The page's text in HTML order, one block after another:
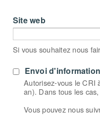
Site web
Si vous souhaitez nous
Envoi
Autorisez-vous le CRI
an). Dans tous les
Vous pouvez nous